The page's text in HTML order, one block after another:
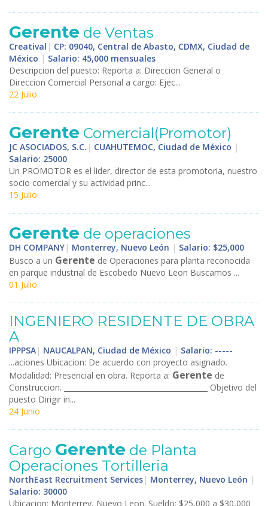
Gerente de Ventas
Creatival | CP: 09040, Central de Abasto, CDMX, Ciudad de
México | Salario: 45,000 mensuales
Descripcion del puesto: Reporta a: Direccion General o
Direccion Comercial Personal a cargo: Ejec...
22 Julio
Gerente Comercial(Promotor)
JC ASOCIADOS, S.C. | CUAHUTEMOC, Ciudad de México |
Salario: 25000
Un PROMOTOR es el lider, director de esta promotoria, nuestro
socio comercial y su actividad princ...
15 Julio
Gerente de operaciones
DH COMPANY | Monterrey, Nuevo León | Salario: $25,000
Busco a un Gerente de Operaciones para planta reconocida
en parque industrial de Escobedo Nuevo Leon Buscamos ...
01 Julio
INGENIERO RESIDENTE DE OBRA
A
IPPPSA | NAUCALPAN, Ciudad de México | Salario: -----
...aciones Ubicacion: De acuerdo con proyecto asignado.
Modalidad: Presencial en obra. Reporta a: Gerente de
Construccion. ________________________________________ Objetivo del
puesto Dirigir in...
24 Junio
Cargo Gerente de Planta
Operaciones Tortilleria
NorthEast Recruitment Services | Monterrey, Nuevo León |
Salario: 30000
Ubicacion: Monterrey, Nuevo Leon. Sueldo: $25,000 a $30,000